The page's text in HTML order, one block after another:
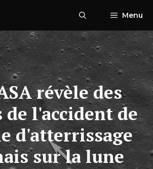
Menu
révèle des
de l'accident de
d'atterrissage
sur la lune